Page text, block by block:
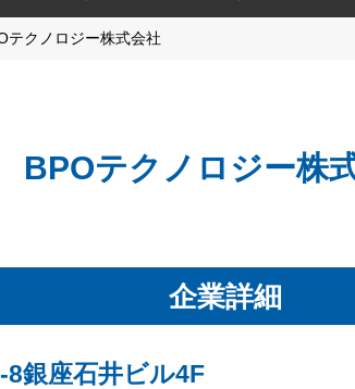
テクノロジー株式会社
BPOテクノロジー株
企業詳細
8銀座石井ビル4F